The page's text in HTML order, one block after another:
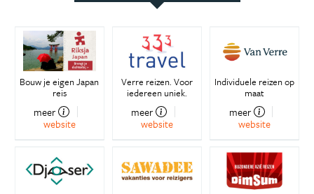
Bouw je eigen Japan
reis
meer
website
Verre reizen. Voor
iedereen uniek.
meer
website
Individuele reizen op
maat
meer
website